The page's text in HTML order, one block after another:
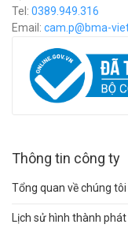
Tel: 0389.949.316
Email: cam.p@bma-
Thông tin công ty
Tổng quan về chúng tôi
Lịch sử hình thành